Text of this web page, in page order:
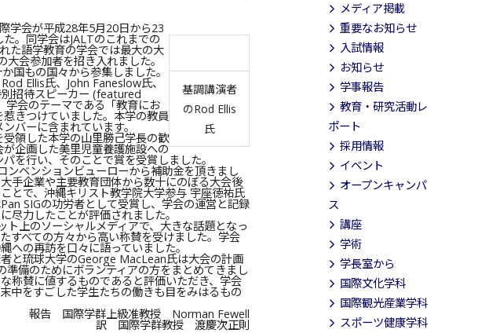
基調講演者
のRod Ellis
氏
学会が平成28年5月20日から23
。同学会はJALTのこれまでの
た語学教育の学会では最大の大
会参加者を招き入れました。
国もの国々から参集しました。
Ellis氏、John Faneslow氏、
招待スピーカー (featured
学会のテーマである「教育にお
きつけていました。本学の教員
バーに含まれています。
領した本学の山里勝己学長の歓
企画した美里児童養護施設への
を行い、そのことで賞を受賞しました。
ンベンションビューローから補助金を頂きまし
手企業や主要教育団体から数十にのぼる大会後
とで、沖縄キリスト教学院大学参与 宇座徳祐氏
Pan SIGの功労者として受賞し、学会の運営と記録
尽力したことが評価されました。
ト上のソーシャルメディアで、大きな話題となっ
すべての方々から高い称賛を受けました。学会
への再訪を口々に語っていました。
と琉球大学のGeorge MacLean氏は大会の計画
準備のためにボランティアの方をまとめてきまし
称賛に値するものであると評価いただき、学会
中をすごした学生たちの働きも目をみはるもの
報告 国際学群上級准教授 Norman Fewell
訳 国際学群教授 渡慶次正則
メディア掲載
重要なお知らせ
入試情報
お知らせ
学事報告
教育・研究活動レ
ポート
採用情報
イベント
オープンキャンパ
ス
講座
学術
学長室から
国際文化学科
国際観光産業学科
スポーツ健康学科